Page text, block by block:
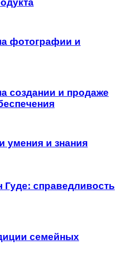
фотографии и
создании и продаже
умения и знания
справедливость
семейных